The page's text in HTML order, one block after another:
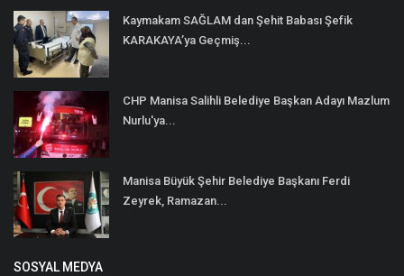
Kaymakam SAĞLAM dan Şehit Babası Şefik
KARAKAYA’ya Geçmiş...
CHP Manisa Salihli Belediye Başkan Adayı Mazlum
Nurlu'ya...
Manisa Büyük Şehir Belediye Başkanı Ferdi
Zeyrek, Ramazan...
SOSYAL MEDYA